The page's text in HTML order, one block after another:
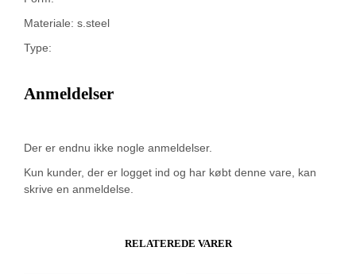
Materiale: s.steel
Type:
Anmeldelser
Der er endnu ikke nogle anmeldelser.
Kun kunder, der er logget ind og har købt denne vare, kan
skrive en anmeldelse.
RELATEREDE VARER